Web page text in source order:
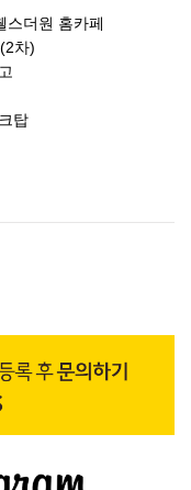
스더원 홈카페
차)
탑